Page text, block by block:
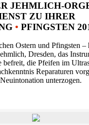
JEHMLICH-
ZU IHRER
• PFINGSTEN
Ostern und Pfingsten –
Dresden, das
befreit, die Pfeifen im
Reparaturen
unterzogen.